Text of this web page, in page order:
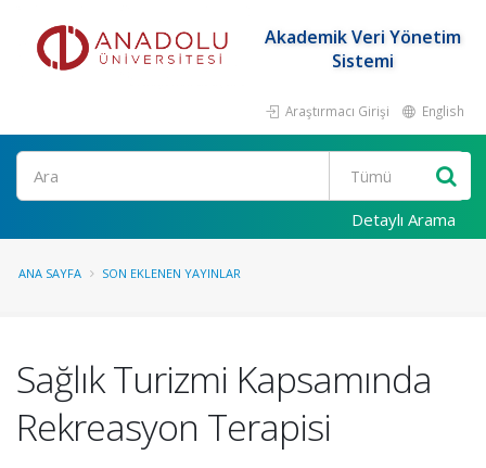
Akademik Veri Yönetim
Sistemi
Araştırmacı Girişi English
Ara
Detaylı Arama
ANA SAYFA SON EKLENEN YAYINLAR
Sağlık Turizmi Kapsamında
Rekreasyon Terapisi